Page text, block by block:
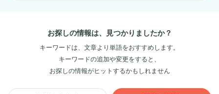
お探しの情報は、見つかりましたか？
キーワードは、文章より単語をおすすめします。
キーワードの追加や変更をすると、
お探しの情報がヒットするかもしれません